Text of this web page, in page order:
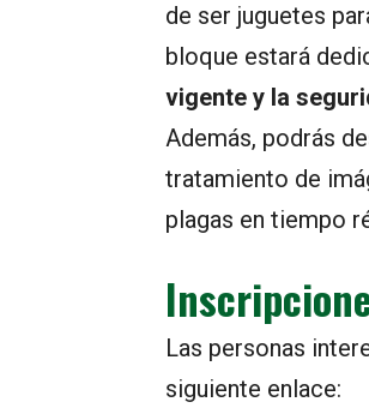
de ser juguetes
bloque estará
vigente y la
Además, podrás
tratamiento de
plagas en tiempo
Las personas
siguiente enlace: